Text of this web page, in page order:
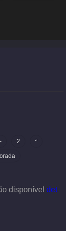
2 ª
disponível det